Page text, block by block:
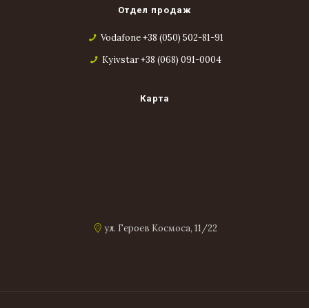
Отдел продаж
Vodafone +38 (050) 502-81-91
Kyivstar +38 (068) 091-0004
Карта
ул. Героев Космоса, 11/22